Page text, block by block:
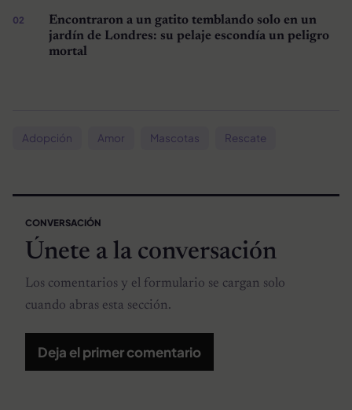
Encontraron a un gatito temblando solo en un
jardín de Londres: su pelaje escondía un peligro
mortal
Adopción Amor Mascotas Rescate
CONVERSACIÓN
Únete a la conversación
Los comentarios y el formulario se cargan solo
cuando abras esta sección.
Deja el primer comentario